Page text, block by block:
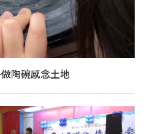
陶碗感念土地